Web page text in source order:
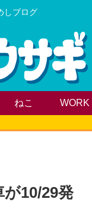
しブログ
ねこ WORK
10/29発